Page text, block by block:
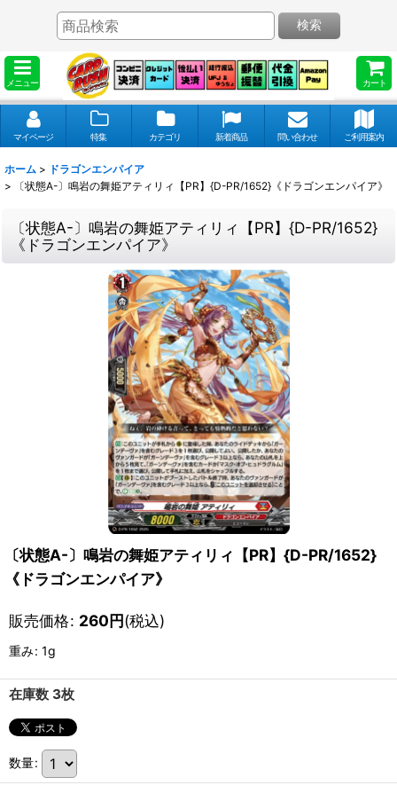
メニュー カート
検索
マイページ 特集 カテゴリ 新着商品 問い合わせ ご利用案内
ホーム > ドラゴンエンパイア
>
〔状態A-〕鳴岩の舞姫アティリィ【PR】{D-PR/1652}《ドラゴンエンパイア》
〔状態A-〕鳴岩の舞姫アティリィ【PR】{D-PR/1652}
《ドラゴンエンパイア》
〔状態A-〕鳴岩の舞姫アティリィ【PR】{D-PR/1652}
《ドラゴンエンパイア》
販売価格: 260円(税込)
重み: 1g
在庫数 3枚
数量: